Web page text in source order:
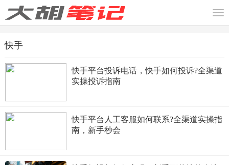
快手
快手平台投诉电话，快手如何投诉?全渠道
实操投诉指南
快手平台人工客服如何联系?全渠道实操指
南，新手秒会